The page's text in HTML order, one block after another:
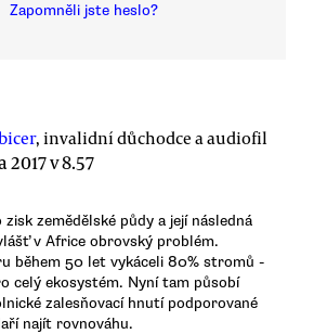
Zapomněli jste heslo?
, invalidní důchodce a audiofil
2017 v 8.57
zemědělské půdy a její následná
v Africe obrovský problém.
během 50 let vykáceli 80% stromů -
celý ekosystém. Nyní tam působí
zalesňovací hnutí podporované
najít rovnováhu.